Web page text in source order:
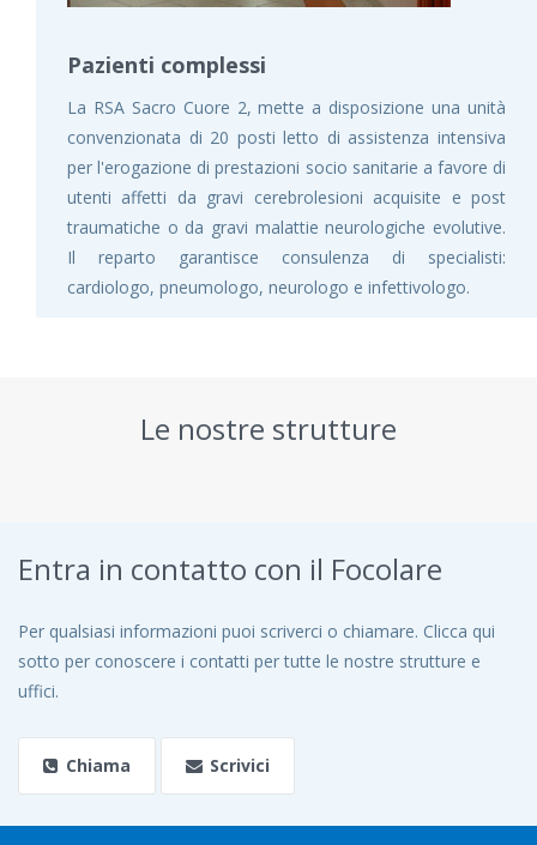
Pazienti complessi
La RSA Sacro Cuore 2, mette a disposizione una unità
convenzionata di 20 posti letto di assistenza intensiva
per l'erogazione di prestazioni socio sanitarie a favore di
utenti affetti da gravi cerebrolesioni acquisite e post
traumatiche o da gravi malattie neurologiche evolutive.
Il reparto garantisce consulenza di specialisti:
cardiologo, pneumologo, neurologo e infettivologo.
Le nostre strutture
Entra in contatto con il Focolare
Per qualsiasi informazioni puoi scriverci o chiamare. Clicca qui
sotto per conoscere i contatti per tutte le nostre strutture e
uffici.
Chiama Scrivici